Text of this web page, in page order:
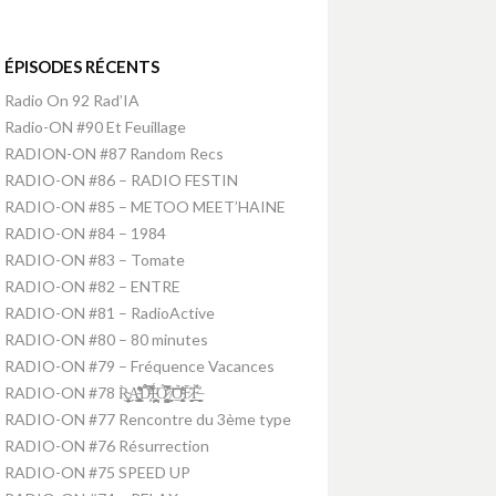
ÉPISODES RÉCENTS
Radio On 92 Rad’IA
Radio-ON #90 Et Feuillage
RADION-ON #87 Random Recs
RADIO-ON #86 – RADIO FESTIN
RADIO-ON #85 – METOO MEET’HAINE
RADIO-ON #84 – 1984
RADIO-ON #83 – Tomate
RADIO-ON #82 – ENTRE
RADIO-ON #81 – RadioActive
RADIO-ON #80 – 80 minutes
RADIO-ON #79 – Fréquence Vacances
RADIO-ON #78 R̴͕̭͈͎̥̹̦̀͜A̵̛͚̤̝̥̥͉̘̜͇͒̽͋̑ͅD̵̛͕̗̑̈́̂͑̿́̕Ḯ̵̪̘͕̪͙̘̤̋Ó̷̧̺̙̮͚̫͛̃̀̊̿̚ ̸̼̻͝O̴̭̱͔̖̩̫͈͍̜͊́̓̇͛F̷̞̭̟̖̘̀̒̄F̶̤̠̻̫̲̲̮̗̣̓̈́̌
RADIO-ON #77 Rencontre du 3ème type
RADIO-ON #76 Résurrection
RADIO-ON #75 SPEED UP